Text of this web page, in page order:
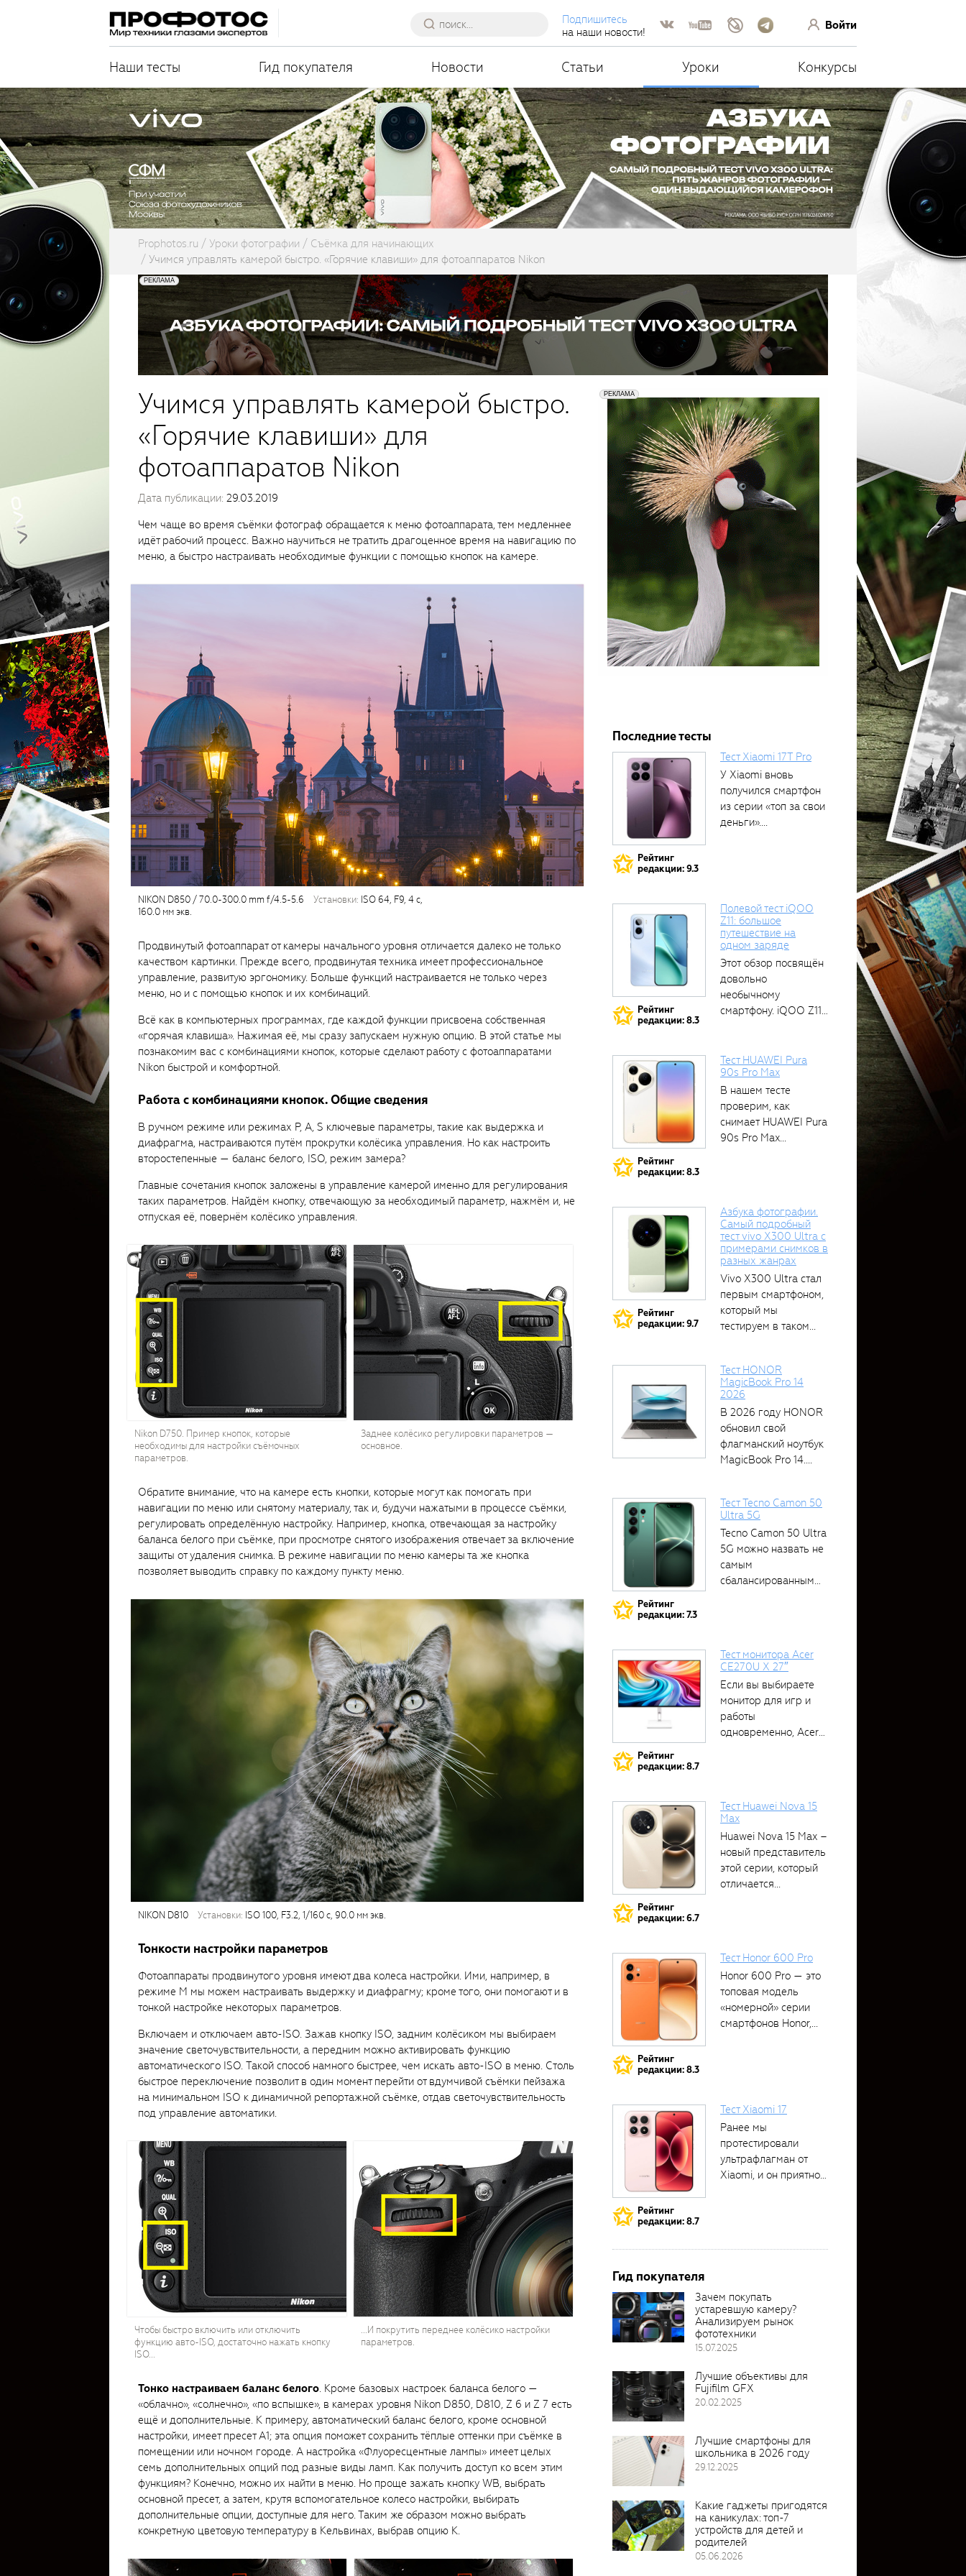
Подпишитесь
на наши новости!
Войти
Наши тесты Гид покупателя Новости Статьи Уроки Конкурсы
Prophotos.ru Уроки фотографии
Съёмка для начинающих
Учимся управлять камерой быстро. «Горячие клавиши» для фотоаппаратов Nikon
Учимся управлять камерой быстро.
«Горячие клавиши» для
фотоаппаратов Nikon
Дата публикации: 29.03.2019
Чем чаще во время съёмки фотограф обращается к меню фотоаппарата, тем медленнее
идёт рабочий процесс. Важно научиться не тратить драгоценное время на навигацию по
меню, а быстро настраивать необходимые функции с помощью кнопок на камере.
NIKON D850 / 70.0-300.0 mm f/4.5-5.6 установки: ISO 64, F9, 4 с,
160.0 мм экв.
Продвинутый фотоаппарат от камеры начального уровня отличается далеко не только
качеством картинки. Прежде всего, продвинутая техника имеет профессиональное
управление, развитую эргономику. Больше функций настраивается не только через
меню, но и с помощью кнопок и их комбинаций.
Всё как в компьютерных программах, где каждой функции присвоена собственная
«горячая клавиша». Нажимая её, мы сразу запускаем нужную опцию. В этой статье мы
познакомим вас с комбинациями кнопок, которые сделают работу с фотоаппаратами
Nikon быстрой и комфортной.
Работа с комбинациями кнопок. Общие сведения
В ручном режиме или режимах P, A, S ключевые параметры, такие как выдержка и
диафрагма, настраиваются путём прокрутки колёсика управления. Но как настроить
второстепенные — баланс белого, ISO, режим замера?
Главные сочетания кнопок заложены в управление камерой именно для регулирования
таких параметров. Найдём кнопку, отвечающую за необходимый параметр, нажмём и, не
отпуская её, повернём колёсико управления.
Nikon D750. Пример кнопок, которые
необходимы для настройки съёмочных
параметров.
Заднее колёсико регулировки параметров —
основное.
Обратите внимание, что на камере есть кнопки, которые могут как помогать при
навигации по меню или снятому материалу, так и, будучи нажатыми в процессе съёмки,
регулировать определённую настройку. Например, кнопка, отвечающая за настройку
баланса белого при съёмке, при просмотре снятого изображения отвечает за включение
защиты от удаления снимка. В режиме навигации по меню камеры та же кнопка
позволяет выводить справку по каждому пункту меню.
NIKON D810 установки: ISO 100, F3.2, 1/160 с, 90.0 мм экв.
Тонкости настройки параметров
Фотоаппараты продвинутого уровня имеют два колеса настройки. Ими, например, в
режиме М мы можем настраивать выдержку и диафрагму; кроме того, они помогают и в
тонкой настройке некоторых параметров.
Включаем и отключаем авто-ISO. Зажав кнопку ISO, задним колёсиком мы выбираем
значение светочувствительности, а передним можно активировать функцию
автоматического ISO. Такой способ намного быстрее, чем искать авто-ISO в меню. Столь
быстрое переключение позволит в один момент перейти от вдумчивой съёмки пейзажа
на минимальном ISO к динамичной репортажной съёмке, отдав светочувствительность
под управление автоматики.
Чтобы быстро включить или отключить
функцию авто-ISO, достаточно нажать кнопку
ISO...
...И покрутить переднее колёсико настройки
параметров.
Тонко настраиваем баланс белого. Кроме базовых настроек баланса белого —
«облачно», «солнечно», «по вспышке», в камерах уровня Nikon D850, D810, Z 6 и Z 7 есть
ещё и дополнительные. К примеру, автоматический баланс белого, кроме основной
настройки, имеет пресет A1; эта опция поможет сохранить тёплые оттенки при съёмке в
помещении или ночном городе. А настройка «Флуоресцентные лампы» имеет целых
семь дополнительных опций под разные виды ламп. Как получить доступ ко всем этим
функциям? Конечно, можно их найти в меню. Но проще зажать кнопку WB, выбрать
основной пресет, а затем, крутя вспомогательное колесо настройки, выбирать
дополнительные опции, доступные для него. Таким же образом можно выбрать
конкретную цветовую температуру в Кельвинах, выбрав опцию К.
Последние тесты
Рейтинг
редакции: 9.3
Тест Xiaomi 17T Pro
У Xiaomi вновь
получился смартфон
из серии «топ за свои
деньги»....
Рейтинг
редакции: 8.3
Полевой тест iQOO
Z11: большое
путешествие на
одном заряде
Этот обзор посвящён
довольно
необычному
смартфону. iQOO Z11
Рейтинг
редакции: 8.3
Тест HUAWEI Pura
90s Pro Max
В нашем тесте
проверим, как
снимает HUAWEI Pura
90s Pro Max...
Рейтинг
редакции: 9.7
Азбука фотографии.
Самый подробный
тест vivo X300 Ultra с
примерами снимков в
разных жанрах
Vivo X300 Ultra стал
первым смартфоном,
который мы
тестируем в таком...
Тест HONOR
MagicBook Pro 14
2026
В 2026 году HONOR
обновил свой
флагманский ноутбук
MagicBook Pro 14....
Рейтинг
редакции: 7.3
Тест Tecno Camon 50
Ultra 5G
Tecno Camon 50 Ultra
5G можно назвать не
самым
сбалансированным
Рейтинг
редакции: 8.7
Тест монитора Acer
CE270U X 27″
Если вы выбираете
монитор для игр и
работы
одновременно, Acer
Рейтинг
редакции: 6.7
Тест Huawei Nova 15
Max
Huawei Nova 15 Max –
новый представитель
этой серии, который
отличается...
Рейтинг
редакции: 8.3
Тест Honor 600 Pro
Honor 600 Pro — это
топовая модель
«номерной» серии
смартфонов Honor,...
Рейтинг
редакции: 8.7
Тест Xiaomi 17
Ранее мы
протестировали
ультрафлагман от
Xiaomi, и он приятно
Гид покупателя
Зачем покупать
устаревшую камеру?
Анализируем рынок
фототехники
15.07.2025
Лучшие объективы для
Fujifilm GFX
20.02.2025
Лучшие смартфоны для
школьника в 2026 году
29.12.2025
Какие гаджеты пригодятся
на каникулах: топ-7
устройств для детей и
родителей
05.06.2026